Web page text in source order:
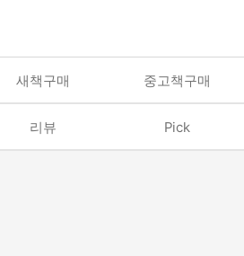
새책구매 중고책구매
리뷰 Pick